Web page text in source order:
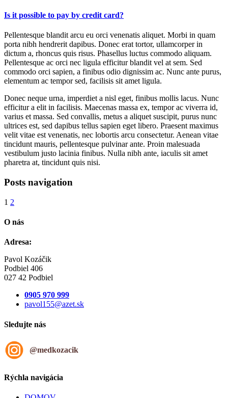
Is it possible to pay by credit card?
Pellentesque blandit arcu eu orci venenatis aliquet. Morbi in quam
porta nibh hendrerit dapibus. Donec erat tortor, ullamcorper in
dictum a, rhoncus quis risus. Phasellus luctus commodo aliquam.
Pellentesque ac orci nec ligula efficitur blandit vel at sem. Sed
commodo orci sapien, a finibus odio dignissim ac. Nunc ante purus,
elementum ac tempor sed, facilisis sit amet ligula.
Donec neque urna, imperdiet a nisl eget, finibus mollis lacus. Nunc
efficitur a elit in facilisis. Maecenas massa ex, tempor ac viverra id,
varius et massa. Sed convallis, metus a aliquet suscipit, purus nunc
ultrices est, sed dapibus tellus sapien eget libero. Praesent maximus
velit vitae est venenatis, nec lobortis arcu consectetur. Aenean vitae
tincidunt mauris, pellentesque pulvinar ante. Proin malesuada
vestibulum justo lacinia finibus. Nulla nibh ante, iaculis sit amet
pharetra at, tincidunt quis nisi.
Posts navigation
1 2
O nás
Adresa:
Pavol Kozáčik
Podbiel 406
027 42 Podbiel
0905 970 999
pavol155@azet.sk
Sledujte nás
@medkozacik
Rýchla navigácia